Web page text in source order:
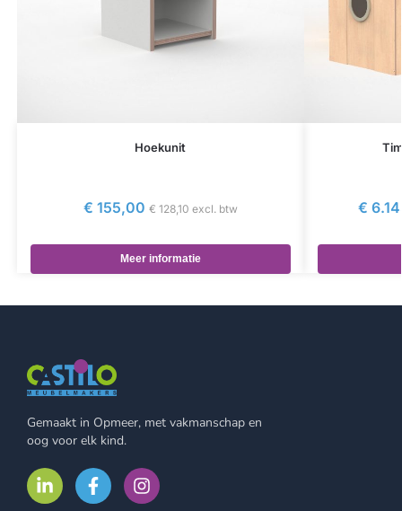
Hoekunit
€ 155,00 € 128,10 excl. btw
Meer informatie
€
Gemaakt in Opmeer, met vakmanschap en
oog voor elk kind.